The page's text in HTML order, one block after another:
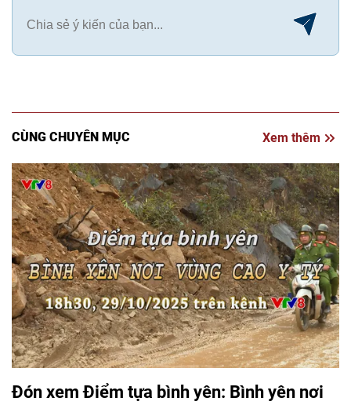
CÙNG CHUYÊN MỤC Xem thêm
Đón xem Điểm tựa bình yên: Bình yên nơi